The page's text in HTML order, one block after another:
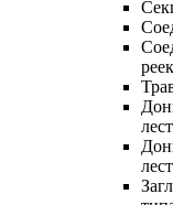
реек